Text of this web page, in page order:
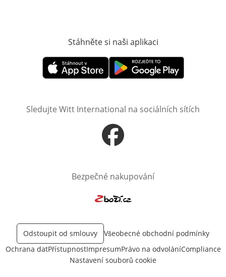
Stáhněte si naši aplikaci
Otevře v novém okněOtevře v novém okně
Sledujte Witt International na sociálních sítích
Otevře v novém okně
Bezpečné nakupování
Odstoupit od smlouvy
Všeobecné obchodní podmínky
Ochrana datPřístupnostImpresumPrávo na odvoláníCompliance
Nastavení souborů cookie